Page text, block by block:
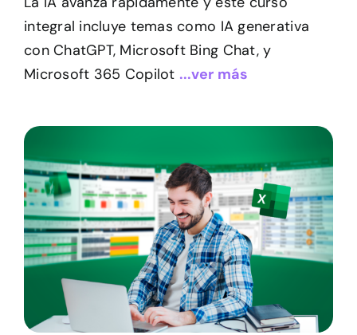
integral incluye temas como IA generativa
con ChatGPT, Microsoft Bing Chat, y
Microsoft 365 Copilot ...ver más